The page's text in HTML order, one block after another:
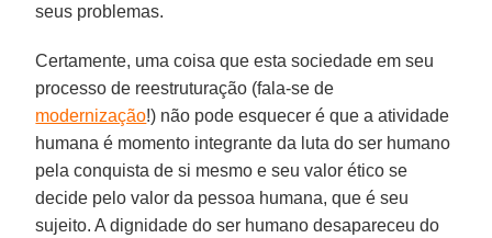
seus problemas.
Certamente, uma coisa que esta sociedade em seu
processo de reestruturação (fala-se de
modernização!) não pode esquecer é que a atividade
humana é momento integrante da luta do ser humano
pela conquista de si mesmo e seu valor ético se
decide pelo valor da pessoa humana, que é seu
sujeito. A dignidade do ser humano desapareceu do